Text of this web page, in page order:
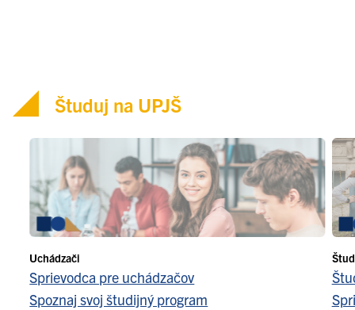
Študuj na UPJŠ
Uchádzači
Sprievodca pre uchádzačov
Spoznaj svoj študijný program